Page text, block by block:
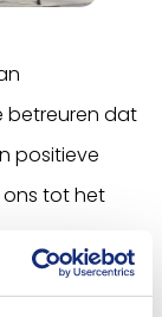
betreuren dat
positieve
ons tot het